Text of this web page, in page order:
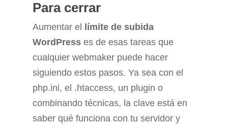
Para cerrar
Aumentar el
límite de subida
WordPress es de esas tareas que
cualquier webmaker puede hacer
siguiendo estos pasos. Ya sea con el
php.ini, el .htaccess, un plugin o
combinando técnicas, la clave está en
saber qué funciona con tu servidor y